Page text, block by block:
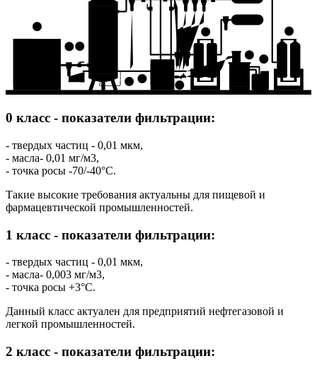
15
14
13
12
11
0 класс - показатели фильтрации:
- твердых частиц - 0,01 мкм,
- масла- 0,01 мг/м3,
- точка росы -70/-40°C.
Такие высокие требования актуальны для пищевой и
фармацевтической промышленностей.
1 класс - показатели фильтрации:
- твердых частиц - 0,01 мкм,
- масла- 0,003 мг/м3,
- точка росы +3°C.
Данный класс актуален для предприятий нефтегазовой и
легкой промышленностей.
2 класс - показатели фильтрации: